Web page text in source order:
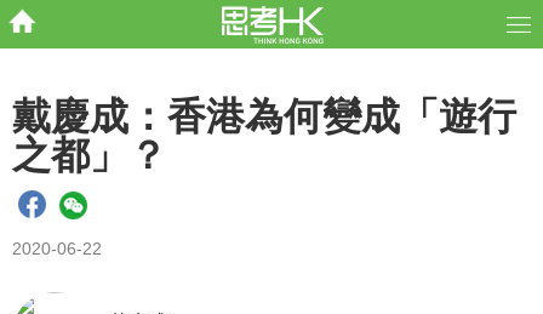
戴慶成：香港為何變成「遊行
之都」？
2020-06-22